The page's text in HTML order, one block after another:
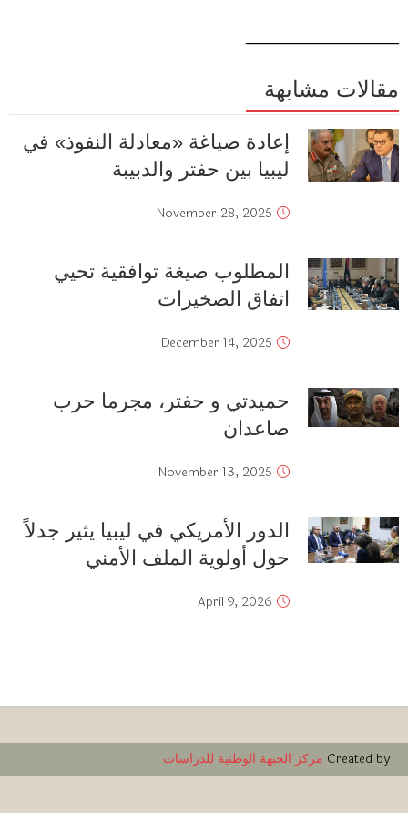
مقالات مشابهة
إعادة صياغة «معادلة النفوذ» في
ليبيا بين حفتر والدبيبة
November 28, 2025
المطلوب صيغة توافقية تحيي
اتفاق الصخيرات
December 14, 2025
حميدتي و حفتر، مجرما حرب
صاعدان
November 13, 2025
الدور الأمريكي في ليبيا يثير جدلاً
حول أولوية الملف الأمني
April 9, 2026
Created by مركز الجبهة الوطنية للدراسات